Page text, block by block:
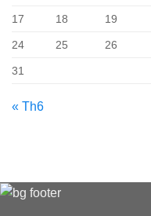
17 18 19
24 25 26
31
« Th6